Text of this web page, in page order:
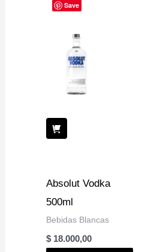
Save
Absolut Vodka
500ml
Bebidas Blancas
$ 18.000,00